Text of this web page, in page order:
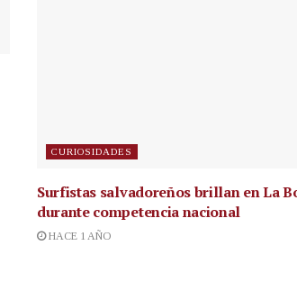
CURIOSIDADES
Surfistas salvadoreños brillan en La
durante competencia nacional
HACE 1 AÑO